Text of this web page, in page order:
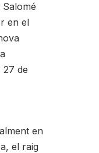
en el
27 de
en
el raig